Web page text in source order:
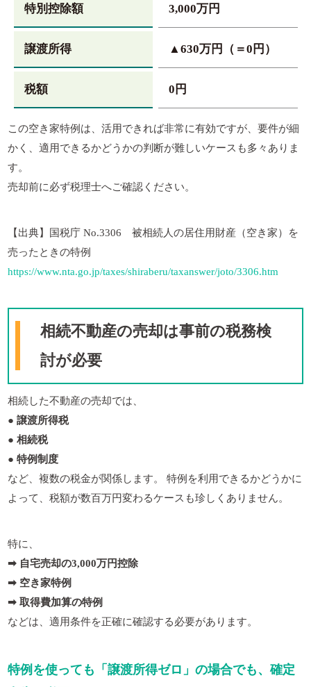
特別控除額 3,000万円
譲渡所得 ▲630万円（＝0円）
税額 0円
この空き家特例は、活用できれば非常に有効ですが、要件が細
かく、適用できるかどうかの判断が難しいケースも多々ありま
す。
売却前に必ず税理士へご確認ください。
【出典】国税庁 No.3306 被相続人の居住用財産（空き家）を
売ったときの特例
https://www.nta.go.jp/taxes/shiraberu/taxanswer/joto/3306.htm
相続不動産の売却は事前の税務検
討が必要
相続した不動産の売却では、
● 譲渡所得税
● 相続税
● 特例制度
など、複数の税金が関係します。 特例を利用できるかどうかに
よって、税額が数百万円変わるケースも珍しくありません。
特に、
➡︎ 自宅売却の3,000万円控除
➡︎ 空き家特例
➡︎ 取得費加算の特例
などは、適用条件を正確に確認する必要があります。
特例を使っても「譲渡所得ゼロ」の場合でも、確定